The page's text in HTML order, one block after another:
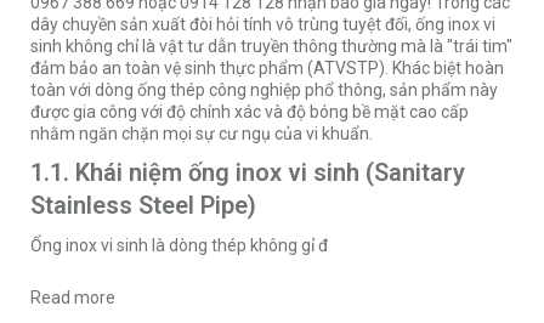
dây chuyền sản xuất đòi hỏi tính vô trùng tuyệt đối, ống inox vi
sinh không chỉ là vật tư dẫn truyền thông thường mà là "trái tim"
đảm bảo an toàn vệ sinh thực phẩm (ATVSTP). Khác biệt hoàn
toàn với dòng ống thép công nghiệp phổ thông, sản phẩm này
được gia công với độ chính xác và độ bóng bề mặt cao cấp
nhằm ngăn chặn mọi sự cư ngụ của vi khuẩn.
1.1. Khái niệm ống inox vi sinh (Sanitary
Stainless Steel Pipe)
Ống inox vi sinh là dòng thép không gỉ đ
Read more